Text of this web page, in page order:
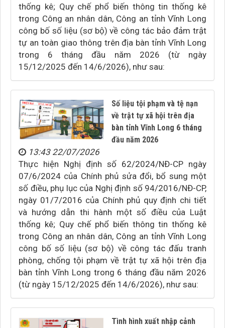
thống kê; Quy chế phổ biến thông tin thống kê
trong Công an nhân dân, Công an tỉnh Vĩnh Long
công bố số liệu (sơ bộ) về công tác bảo đảm trật
tự an toàn giao thông trên địa bàn tỉnh Vĩnh Long
trong 6 tháng đầu năm 2026 (từ ngày
15/12/2025 đến 14/6/2026), như sau:
Số liệu tội phạm và tệ nạn
về trật tự xã hội trên địa
bàn tỉnh Vĩnh Long 6 tháng
đầu năm 2026
13:43 22/07/2026
Thực hiện Nghị định số 62/2024/NĐ-CP ngày
07/6/2024 của Chính phủ sửa đổi, bổ sung một
số điều, phụ lục của Nghị định số 94/2016/NĐ-CP,
ngày 01/7/2016 của Chính phủ quy định chi tiết
và hướng dẫn thi hành một số điều của Luật
thống kê; Quy chế phổ biến thông tin thống kê
trong Công an nhân dân, Công an tỉnh Vĩnh Long
công bố số liệu (sơ bộ) về công tác đấu tranh
phòng, chống tội phạm về trật tự xã hội trên địa
bàn tỉnh Vĩnh Long trong 6 tháng đầu năm 2026
(từ ngày 15/12/2025 đến 14/6/2026), như sau:
Tình hình xuất nhập cảnh